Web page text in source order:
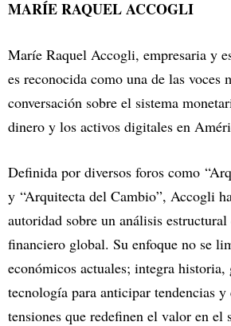
MARÍE RAQUEL ACCOGLI
Maríe Raquel Accogli, empresaria y
es reconocida como una de las voces
conversación sobre el sistema
dinero y los activos digitales en
Definida por diversos foros como
y “Arquitecta del Cambio”, Accogli
autoridad sobre un análisis
financiero global. Su enfoque no se
económicos actuales; integra
tecnología para anticipar tendencias
tensiones que redefinen el valor en